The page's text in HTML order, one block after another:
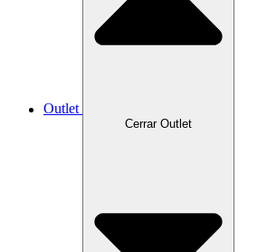
Outlet
Cerrar Outlet